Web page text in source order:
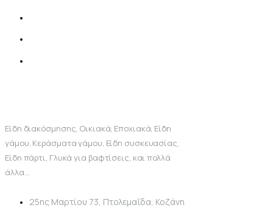
Είδη διακόσμησης, Οικιακά, Εποχιακά, Είδη
γάμου, Κεράσματα γάμου, Είδη συσκευασίας,
Είδη πάρτι, Γλυκά για βαφτίσεις, και πολλά
άλλα...
25ης Μαρτίου 73, Πτολεμαΐδα, Κοζάνη